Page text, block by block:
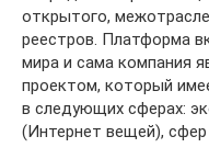
открытого,
реестров. Платформа
мира и сама компания
проектом, который
в следующих сферах:
(Интернет вещей), сфер